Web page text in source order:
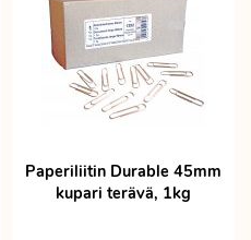
Paperiliitin Durable 45mm
kupari terävä, 1kg